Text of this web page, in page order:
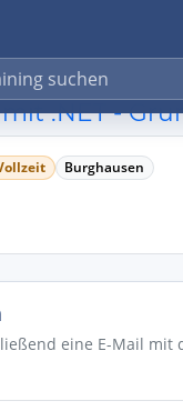
.NET -
Burghausen
eine E-Mail mit